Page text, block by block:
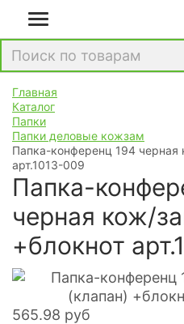
Главная
Каталог
Папки
Папки деловые кожзам
Папка-конференц 194 черная
арт.1013-009
Папка-
черная кож/
+блокнот
565.98 руб